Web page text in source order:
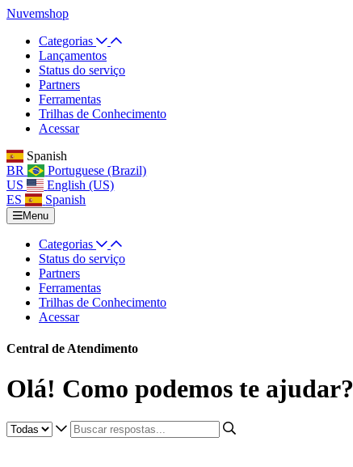
Nuvemshop
Categorias
Lançamentos
Status do serviço
Partners
Ferramentas
Trilhas de Conhecimento
Acessar
Spanish
BR
Portuguese (Brazil)
US
English (US)
ES
Spanish
Menu
Categorias
Status do serviço
Partners
Ferramentas
Trilhas de Conhecimento
Acessar
Central de Atendimento
Olá! Como podemos te ajudar?